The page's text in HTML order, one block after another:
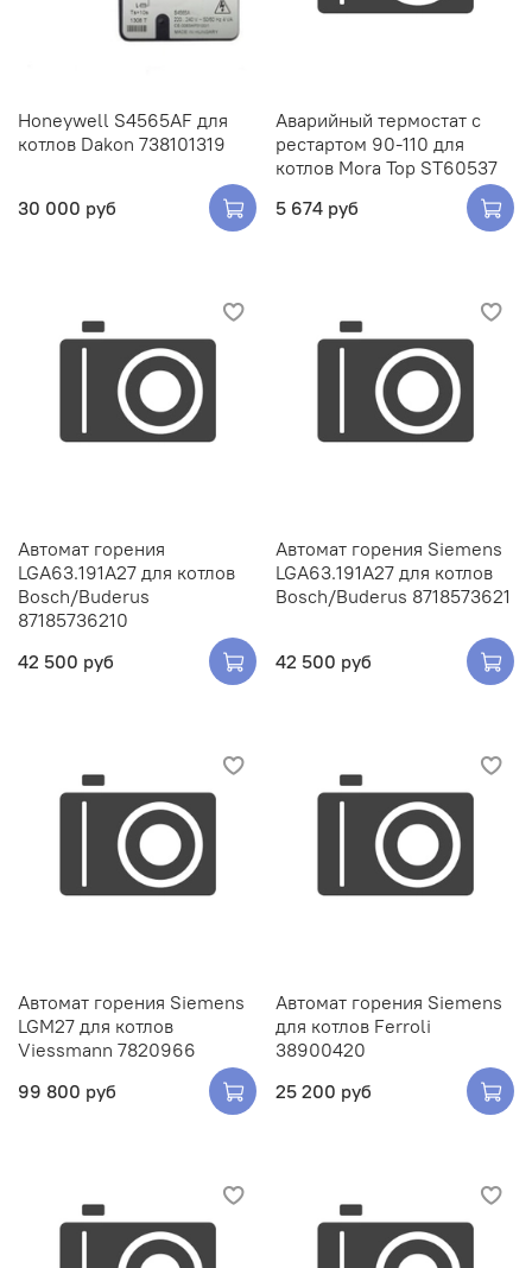
Honeywell S4565AF для
котлов Dakon 738101319
30 000 руб
Аварийный термостат с
рестартом 90-110 для
котлов Mora Top ST60537
5 674 руб
Автомат горения
LGA63.191A27 для котлов
Bosch/Buderus
87185736210
42 500 руб
Автомат горения Siemens
LGA63.191A27 для котлов
Bosch/Buderus 8718573621
42 500 руб
Автомат горения Siemens
LGM27 для котлов
Viessmann 7820966
99 800 руб
Автомат горения Siemens
для котлов Ferroli
38900420
25 200 руб
Заполните форму, и мы свяжемся с вами в ближайшее
время. Менеджер ответит на ваши вопросы и поможет
оформить покупку.